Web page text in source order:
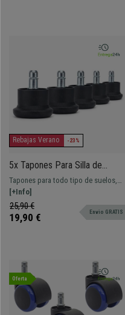
Rebajas Verano -23%
5x Tapones Para Silla de
Oficina PAD 10, Eje 11mm,
Antideslizantes, color Negro
Tapones para todo tipo de suelos,
muy resistentes y antirayaduras.
Mantén tu silla de oficina fija y evita
desplazamientos innecesarios.
[+Info]
25,90 €
19,90 € Envio GRATIS
Oferta